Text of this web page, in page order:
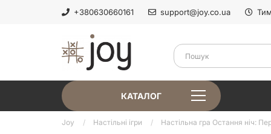
+380630660161 support@joy.co.ua
КАТАЛОГ
Joy Настільні ігри Настільна гра Остання ніч: